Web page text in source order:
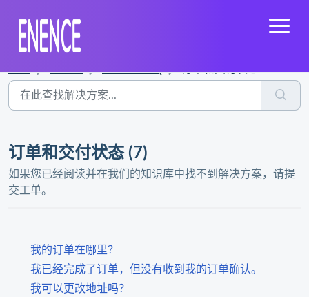
订单和交付状态 (7)
如果您已经阅读并在我们的知识库中找不到解决方案，请提
交工单。
我的订单在哪里？
我已经完成了订单，但没有收到我的订单确认。
我可以更改地址吗？